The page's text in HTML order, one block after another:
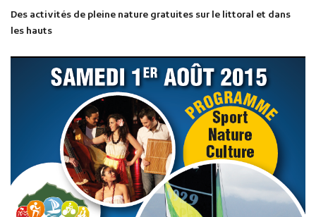
Plans d'accès
Des activités de pleine nature gratuites sur le littoral et dans
les hauts